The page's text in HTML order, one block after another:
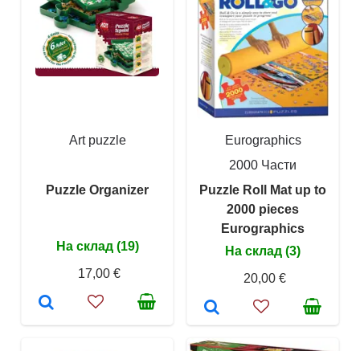
Art puzzle
Puzzle Organizer
На склад (19)
17,00 €
Eurographics
2000 Части
Puzzle Roll Mat up to
2000 pieces
Eurographics
На склад (3)
20,00 €